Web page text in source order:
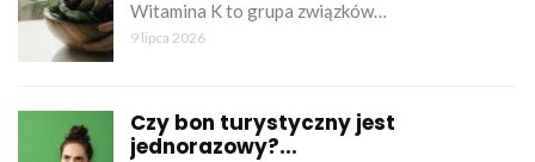
Witamina K to grupa związków…
9 lipca 2026
Czy bon turystyczny jest
jednorazowy?...